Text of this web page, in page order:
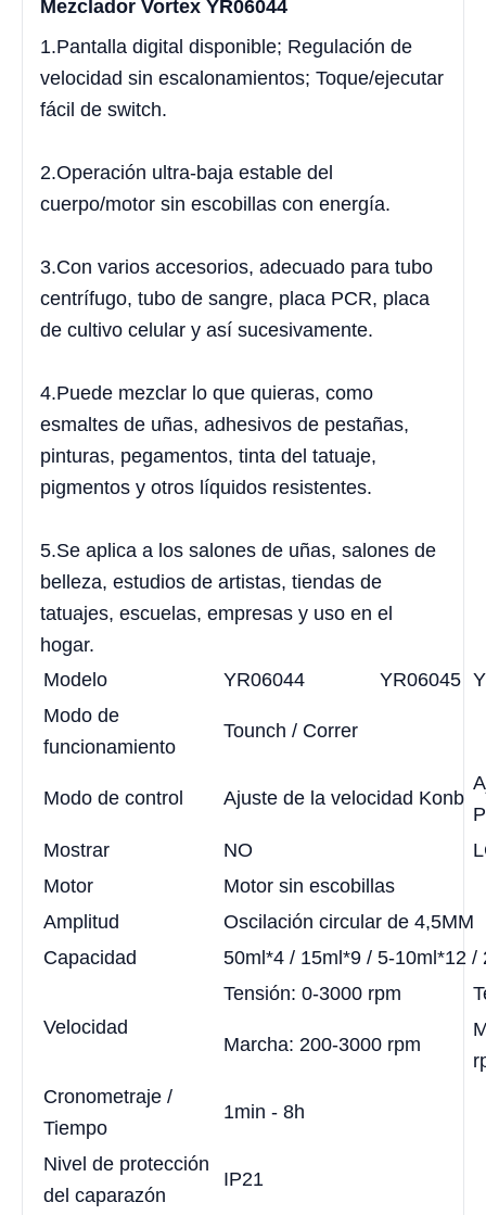
Mezclador Vortex YR06044
1.Pantalla digital disponible; Regulación de
velocidad sin escalonamientos; Toque/ejecutar
fácil de switch.
2.Operación ultra-baja estable del
cuerpo/motor sin escobillas con energía.
3.Con varios accesorios, adecuado para tubo
centrífugo, tubo de sangre, placa PCR, placa
de cultivo celular y así sucesivamente.
4.Puede mezclar lo que quieras, como
esmaltes de uñas, adhesivos de pestañas,
pinturas, pegamentos, tinta del tatuaje,
pigmentos y otros líquidos resistentes.
5.Se aplica a los salones de uñas, salones de
belleza, estudios de artistas, tiendas de
tatuajes, escuelas, empresas y uso en el
hogar.
Modelo
YR06044 YR06045
Modo de
funcionamiento
Tounch / Correr
Modo de control Ajuste de la velocidad Konb
Mostrar
NO
Motor
Motor sin escobillas
Amplitud
Oscilación circular de 4,5MM
Capacidad
50ml*4 / 15ml*9 / 5-10ml*12 /
Velocidad
Tensión: 0-3000 rpm
Marcha: 200-3000 rpm
Cronometraje /
Tiempo
1min - 8h
Nivel de protección
del caparazón
IP21